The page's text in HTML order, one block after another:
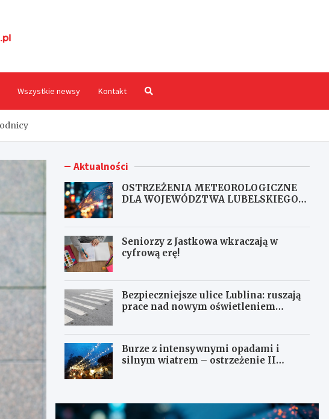
Wszystkie newsy Kontakt
Aktualności
OSTRZEŻENIA METEOROLOGICZNE
DLA WOJEWÓDZTWA LUBELSKIEGO
Seniorzy z Jastkowa wkraczają w
cyfrową erę!
Bezpieczniejsze ulice Lublina: ruszają
prace nad nowym oświetleniem
Burze z intensywnymi opadami i
silnym wiatrem – ostrzeżenie II